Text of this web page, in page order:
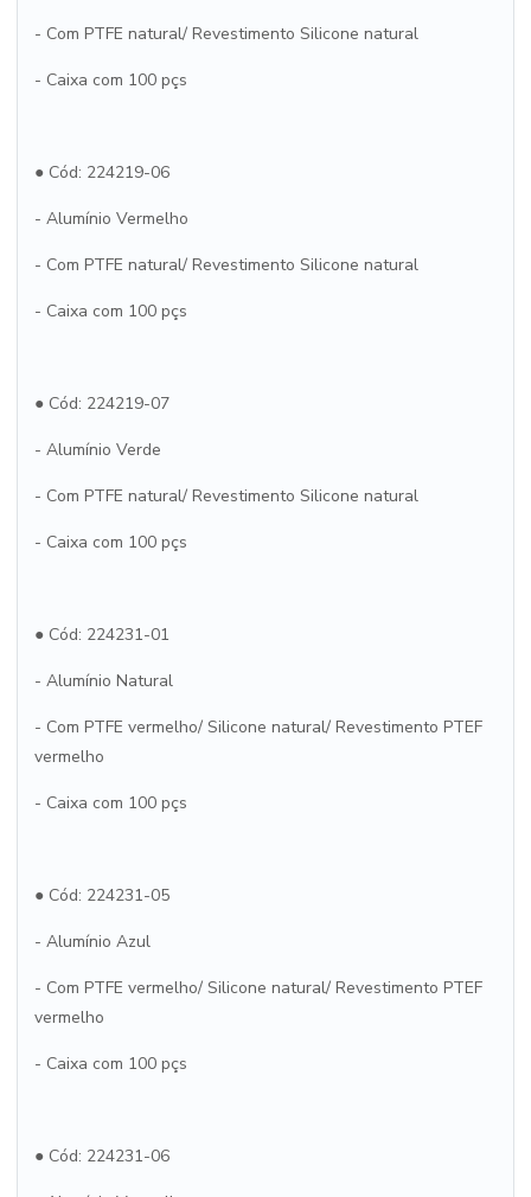
- Com PTFE natural/ Revestimento Silicone natural
- Caixa com 100 pçs
● Cód: 224219-06
- Alumínio Vermelho
- Com PTFE natural/ Revestimento Silicone natural
- Caixa com 100 pçs
● Cód: 224219-07
- Alumínio Verde
- Com PTFE natural/ Revestimento Silicone natural
- Caixa com 100 pçs
● Cód: 224231-01
- Alumínio Natural
- Com PTFE vermelho/ Silicone natural/ Revestimento PTEF
vermelho
- Caixa com 100 pçs
● Cód: 224231-05
- Alumínio Azul
- Com PTFE vermelho/ Silicone natural/ Revestimento PTEF
vermelho
- Caixa com 100 pçs
● Cód: 224231-06